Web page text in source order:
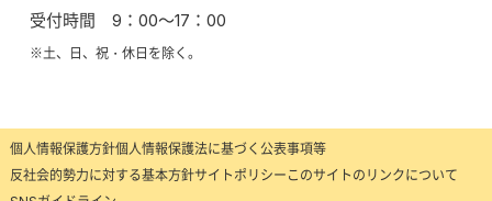
受付時間 9：00～17：00
※土、日、祝・休日を除く。
個人情報保護方針個人情報保護法に基づく公表事項等
反社会的勢力に対する基本方針サイトポリシー このサイトのリンクについて